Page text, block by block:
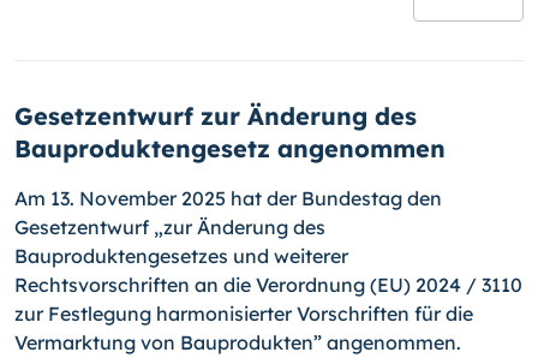
Gesetzentwurf zur Änderung des
Bauproduktengesetz angenommen
Am 13. November 2025 hat der Bundestag den
Gesetzentwurf „zur Änderung des
Bauproduktengesetzes und weiterer
Rechtsvorschriften an die Verordnung (EU) 2024 / 3110
zur Festlegung harmonisierter Vorschriften für die
Vermarktung von Bauprodukten” angenommen.